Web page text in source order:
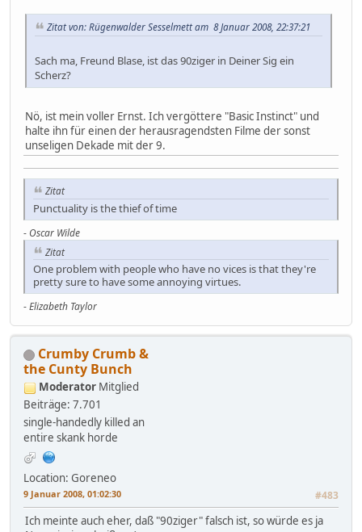
Zitat von: Rügenwalder Sesselmett am 8 Januar 2008, 22:37:21
Sach ma, Freund Blase, ist das 90ziger in Deiner Sig ein
Scherz?
Nö, ist mein voller Ernst. Ich vergöttere "Basic Instinct" und
halte ihn für einen der herausragendsten Filme der sonst
unseligen Dekade mit der 9.
Zitat
Punctuality is the thief of time
- Oscar Wilde
Zitat
One problem with people who have no vices is that they're
pretty sure to have some annoying virtues.
-Elizabeth Taylor
Crumby Crumb &
the Cunty Bunch
Moderator Mitglied
Beiträge: 7.701
single-handedly killed an
entire skank horde
Location: Goreneo
9 Januar 2008, 01:02:30 #483
Ich meinte auch eher, daß "90ziger" falsch ist, so würde es ja